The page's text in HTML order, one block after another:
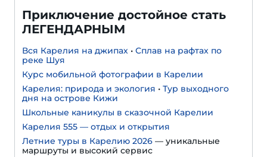
Приключение достойное стать
ЛЕГЕНДАРНЫМ
Вся Карелия на джипах • Сплав на рафтах по
реке Шуя
Курс мобильной фотографии в Карелии
Карелия: природа и экология • Тур выходного
дня на острове Кижи
Школьные каникулы в сказочной Карелии
Карелия 555 — отдых и открытия
Летние туры в Карелию 2026 — уникальные
маршруты и высокий сервис